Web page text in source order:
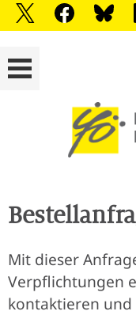
Mit dieser
Verpflichtungen
kontaktieren